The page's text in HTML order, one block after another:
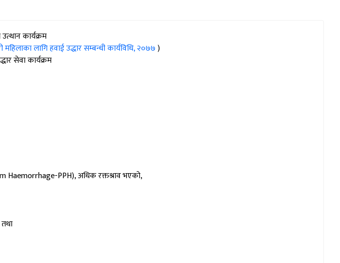
उत्थान कार्यक्रम
लागि हवाई उद्धार सम्बन्धी कार्यविधि, २०७७)
सेवा कार्यक्रम
Haemorrhage-PPH), अधिक रक्तश्राव भएको,